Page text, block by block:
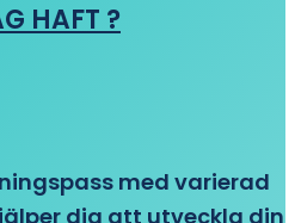
HAFT ?
med varierad
dig att utveckla din